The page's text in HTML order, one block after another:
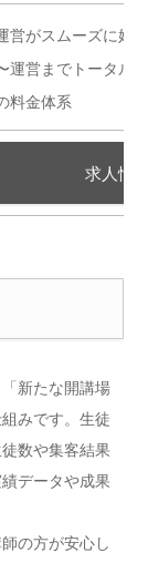
営がスムーズに始
運営までトータル
料金体系
求人情
新たな開講場
みです。生徒
数や集客結果
データや成果
の方が安心し